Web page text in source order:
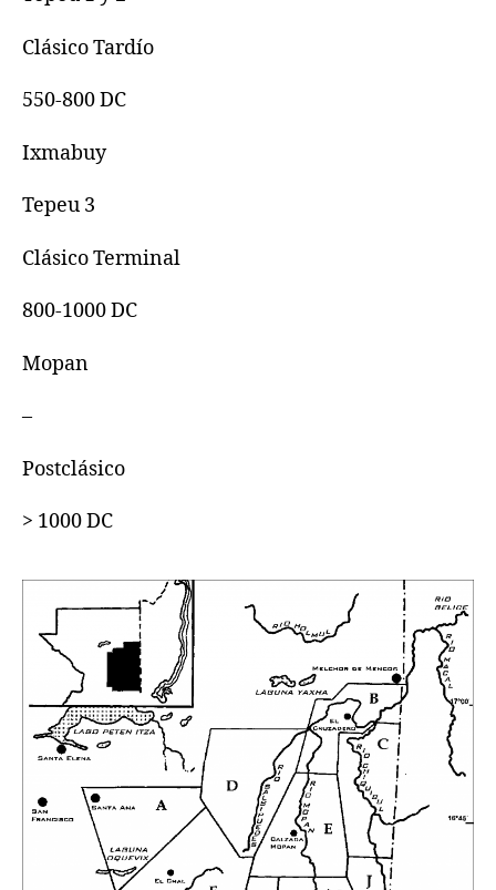
Clásico Tardío
550-800 DC
Ixmabuy
Tepeu 3
Clásico Terminal
800-1000 DC
Mopan
–
Postclásico
> 1000 DC